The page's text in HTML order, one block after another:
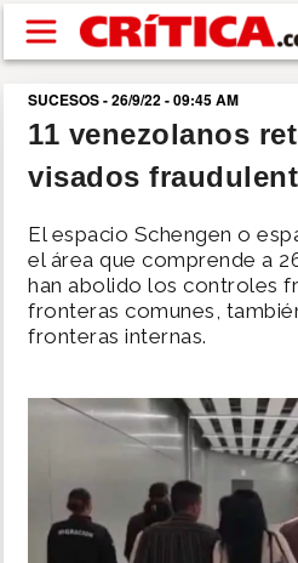
Pasar al contenido principal
buscar
SUCESOS
NACIONAL
POLÍTICA
MUNDO
SUCESOS - 26/9/22 - 09:45 AM
11 venezolanos
visados
El espacio Schengen o
el área que comprende a
han abolido los controles
fronteras comunes,
fronteras internas.